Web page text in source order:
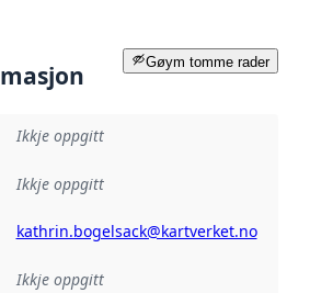
Gøym tomme rader
Ikkje oppgitt
Ikkje oppgitt
kathrin.bogelsack@kartverket.no
Ikkje oppgitt